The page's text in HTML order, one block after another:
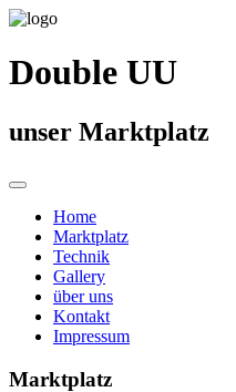
Double UU
unser Marktplatz
Home
Marktplatz
Technik
Gallery
über uns
Kontakt
Impressum
Marktplatz